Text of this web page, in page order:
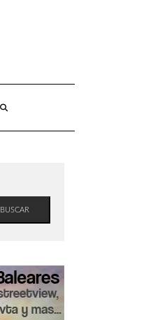
BUSCAR